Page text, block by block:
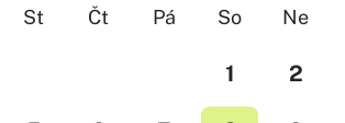
St Čt Pá So Ne
1 2